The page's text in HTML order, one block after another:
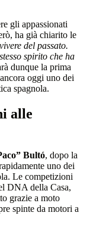
gli appassionati
ha già chiarito le
del passato.
spirito che ha
dunque la prima
oggi uno dei
spagnola.
alle
Bultó, dopo la
uno dei
Le competizioni
DNA della Casa,
grazie a moto
spinte da motori a